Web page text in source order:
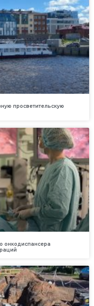
просветительскую
онкодиспансера